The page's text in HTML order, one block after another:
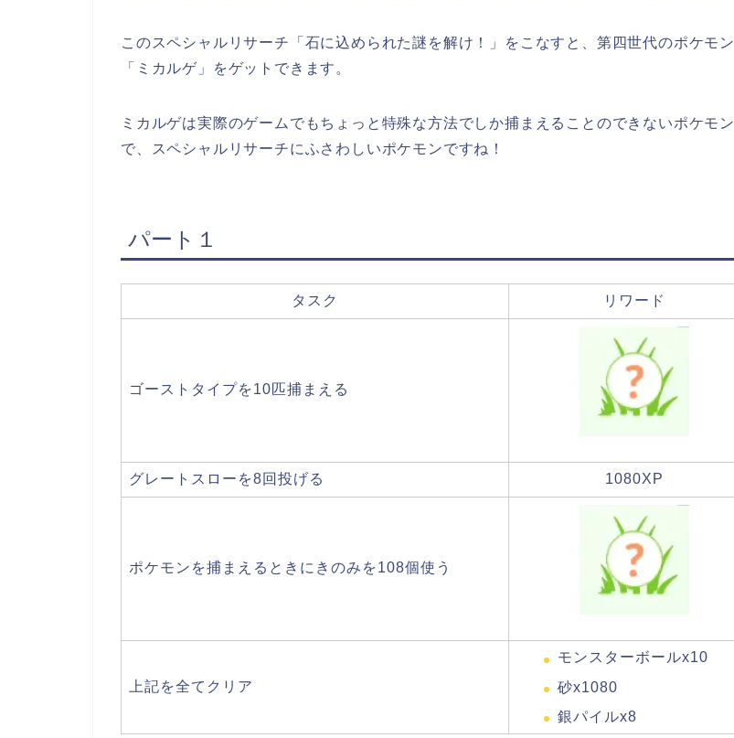
このスペシャルリサーチ「石に込められた謎を解け！」をこなすと、第四世代のポケモン
「ミカルゲ」をゲットできます。
ミカルゲは実際のゲームでもちょっと特殊な方法でしか捕まえることのできないポケモン
で、スペシャルリサーチにふさわしいポケモンですね！
パート１
タスク リワード
ゴーストタイプを10匹捕まえる
グレートスローを8回投げる 1080XP
ポケモンを捕まえるときにきのみを108個使う
上記を全てクリア
モンスターボールx10
砂x1080
銀パイルx8